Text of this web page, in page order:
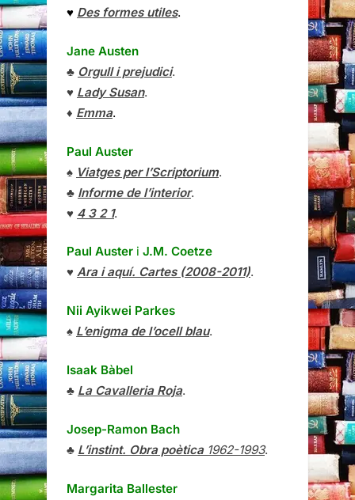
♥ Des formes utiles.
Jane Austen
♣ Orgull i prejudici.
♥ Lady Susan.
♦ Emma.
Paul Auster
♠ Viatges per l’Scriptorium.
♣ Informe de l’interior.
♥ 4 3 2 1.
Paul Auster i J.M. Coetze
♥ Ara i aquí. Cartes (2008-2011).
Nii Ayikwei Parkes
♠ L’enigma de l’ocell blau.
Isaak Bàbel
♣ La Cavalleria Roja.
Josep-Ramon Bach
♣ L’instint. Obra poètica1962-1993.
Margarita Ballester